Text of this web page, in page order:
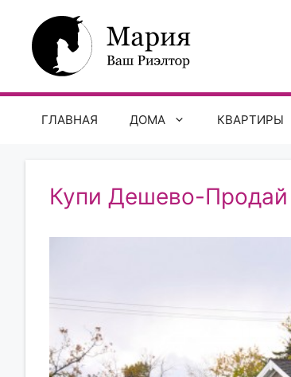
содержимому
ГЛАВНАЯ ДОМА КВАРТИРЫ
Купи Дешево-